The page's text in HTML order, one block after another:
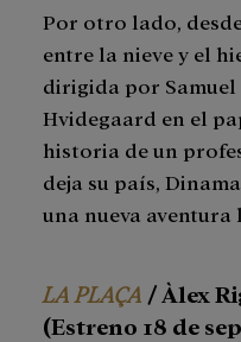
Por otro lado,
entre la nieve y el
dirigida por
Hvidegaard en el
historia de un
deja su país,
una nueva aventura
LA PLAÇA / Àlex
(Estreno 18 de